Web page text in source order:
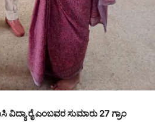
ವಿದ್ಯಾ ರೈ ಎಂಬವರ ಸುಮಾರು 27 ಗ್ರಾಂ